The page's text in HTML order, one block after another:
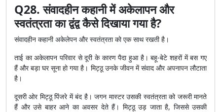
Q28. संवादहीन कहानी में अकेलापन और
स्वतंत्रता का द्वंद्व कैसे दिखाया गया है?
संवादहीन कहानी अकेलेपन और स्वतंत्रता को एक साथ रखती है।
ताई का अकेलापन परिवार से दूरी के कारण पैदा हुआ है। बहू-बेटे शहरों में बस गए
हैं और बड़ा घर सूना हो गया है। मिट्ठू उनके जीवन में संवाद और अपनापन लौटाता
है।
दूसरी ओर मिट्ठू पिंजरे में बंद है। जगन मास्टर उसकी स्वतंत्रता को जरूरी मानते
हैं और उसे बाहर आने का अवसर देते हैं। मिट्ठू उड़ जाता है, जिससे उसकी